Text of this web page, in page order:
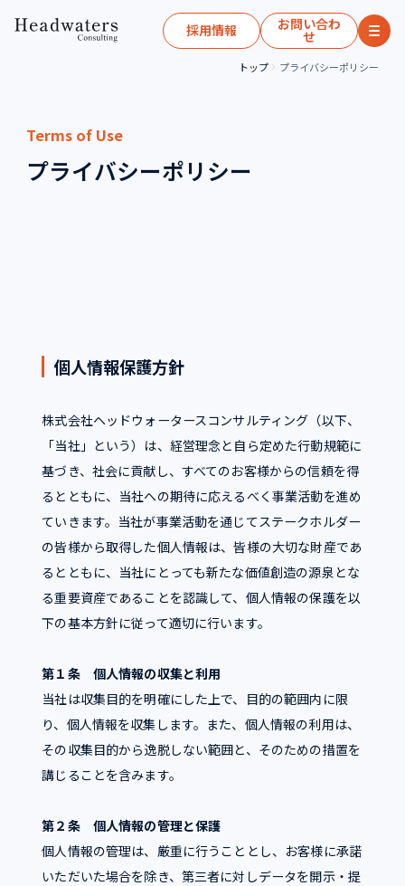
採用情報 お問い合わ
せ
トップ プライバシーポリシー
Terms of Use
プライバシーポリシー
個人情報保護方針
株式会社ヘッドウォータースコンサルティング（以下、
「当社」という）は、経営理念と自ら定めた行動規範に
基づき、社会に貢献し、すべてのお客様からの信頼を得
るとともに、当社への期待に応えるべく事業活動を進め
ていきます。当社が事業活動を通じてステークホルダー
の皆様から取得した個人情報は、皆様の大切な財産であ
るとともに、当社にとっても新たな価値創造の源泉とな
る重要資産であることを認識して、個人情報の保護を以
下の基本方針に従って適切に行います。
第１条 個人情報の収集と利用
当社は収集目的を明確にした上で、目的の範囲内に限
り、個人情報を収集します。また、個人情報の利用は、
その収集目的から逸脱しない範囲と、そのための措置を
講じることを含みます。
第２条 個人情報の管理と保護
個人情報の管理は、厳重に行うこととし、お客様に承諾
いただいた場合を除き、第三者に対しデータを開示・提